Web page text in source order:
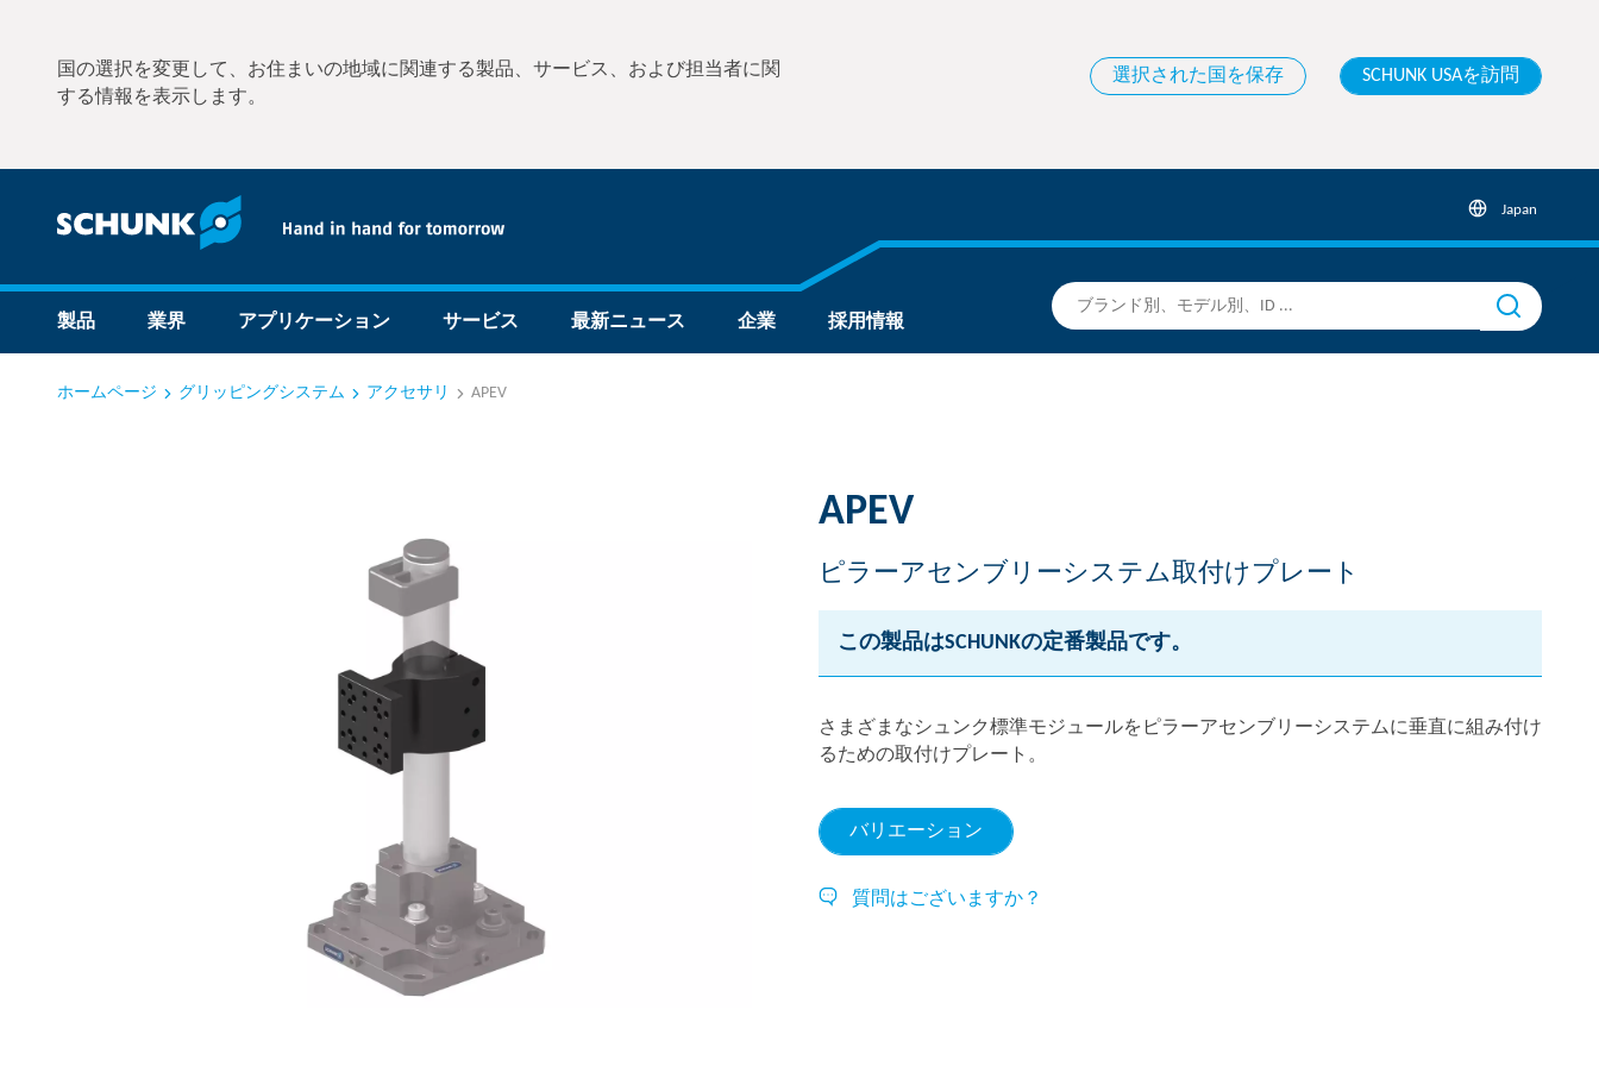
国の選択を変更して、お住まいの地域に関連する製品、サービス、および担当者に関
する情報を表示します。
選択された国を保存 SCHUNK USAを訪問
Japan
製品 業界 アプリケーション サービス 最新ニュース 企業 採用情報
ホームページ グリッピングシステム アクセサリ APEV
APEV
ピラーアセンブリーシステム取付けプレート
この製品はSCHUNKの定番製品です。
さまざまなシュンク標準モジュールをピラーアセンブリーシステムに垂直に組み付け
るための取付けプレート。
バリエーション
質問はございますか？